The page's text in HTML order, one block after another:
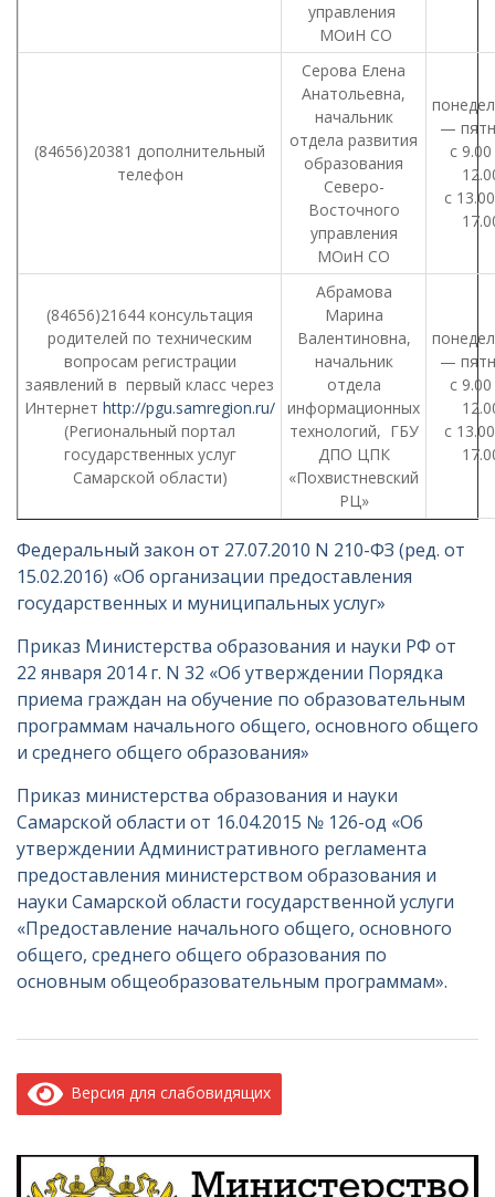
управления
МОиН СО
(84656)20381 дополнительный
телефон
Серова Елена
Анатольевна,
начальник
отдела развития
образования
Северо-
Восточного
управления
МОиН СО
—
с
с
(84656)21644 консультация
родителей по техническим
вопросам регистрации
заявлений в первый класс через
Интернет http://pgu.samregion.ru/
(Региональный портал
государственных услуг
Самарской области)
Абрамова
Марина
Валентиновна,
начальник
отдела
информационных
технологий, ГБУ
ДПО ЦПК
«Похвистневский
РЦ»
—
с
с
Федеральный закон от 27.07.2010 N 210-ФЗ (ред. от
15.02.2016) «Об организации предоставления
государственных и муниципальных услуг»
Приказ Министерства образования и науки РФ от
22 января 2014 г. N 32 «Об утверждении Порядка
приема граждан на обучение по образовательным
программам начального общего, основного общего
и среднего общего образования»
Приказ министерства образования и науки
Самарской области от 16.04.2015 № 126-од «Об
утверждении Административного регламента
предоставления министерством образования и
науки Самарской области государственной услуги
«Предоставление начального общего, основного
общего, среднего общего образования по
основным общеобразовательным программам».
Версия для слабовидящих